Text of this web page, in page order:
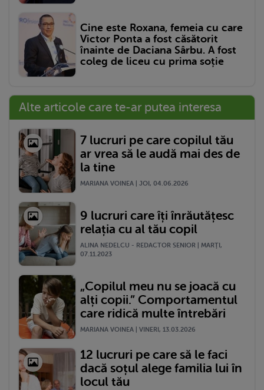
Cine este Roxana, femeia cu care
Victor Ponta a fost căsătorit
înainte de Daciana Sârbu. A fost
coleg de liceu cu prima soție
Alte articole care te-ar putea interesa
7 lucruri pe care copilul tău
ar vrea să le audă mai des de
la tine
MARIANA VOINEA | JOI, 04.06.2026
9 lucruri care îți înrăutățesc
relația cu al tău copil
ALINA NEDELCU - REDACTOR SENIOR | MARŢI,
07.11.2023
„Copilul meu nu se joacă cu
alți copii.” Comportamentul
care ridică multe întrebări
MARIANA VOINEA | VINERI, 13.03.2026
12 lucruri pe care să le faci
dacă soțul alege familia lui în
locul tău